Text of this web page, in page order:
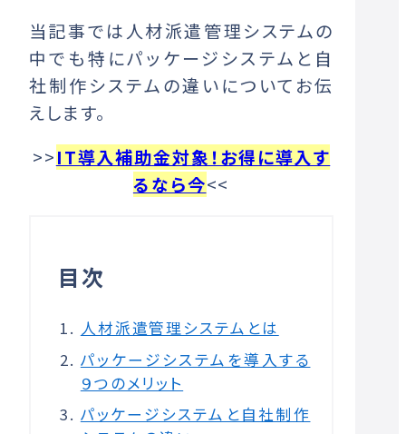
当記事では人材派遣管理システムの
中でも特にパッケージシステムと自
社制作システムの違いについてお伝
えします。
>>IT導入補助金対象！お得に導入す
るなら今<<
目次
人材派遣管理システムとは
パッケージシステムを導入する
９つのメリット
パッケージシステムと自社制作